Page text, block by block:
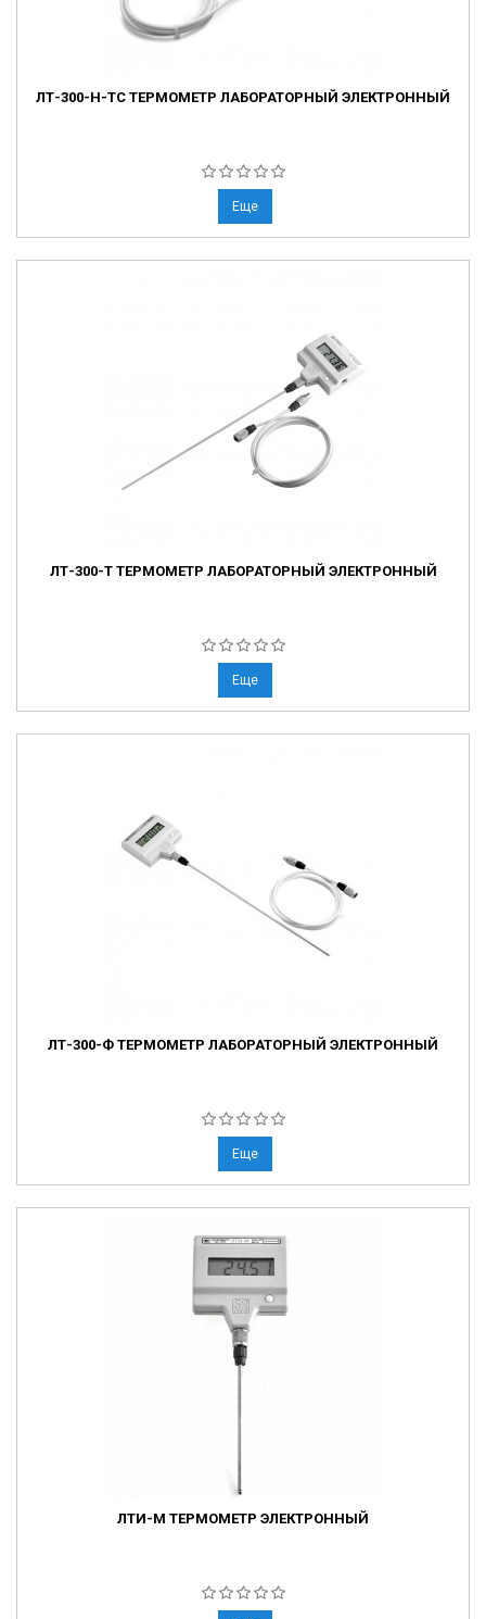
ЛТ-300-Н-ТС ТЕРМОМЕТР ЛАБОРАТОРНЫЙ ЭЛЕКТРОННЫЙ
Еще
ЛТ-300-Т ТЕРМОМЕТР ЛАБОРАТОРНЫЙ ЭЛЕКТРОННЫЙ
Еще
ЛТ-300-Ф ТЕРМОМЕТР ЛАБОРАТОРНЫЙ ЭЛЕКТРОННЫЙ
Еще
ЛТИ-М ТЕРМОМЕТР ЭЛЕКТРОННЫЙ